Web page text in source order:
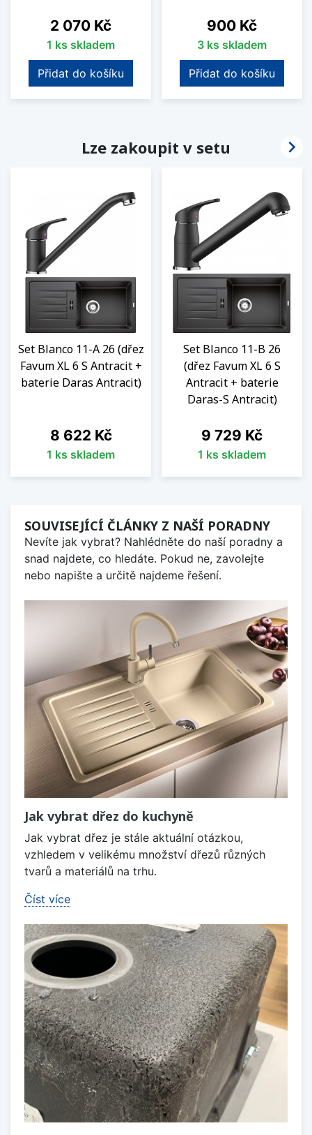
Cena
2 070 Kč
1 ks skladem
Přidat do košíku
Cena
900 Kč
3 ks skladem
Přidat do košíku
Lze zakoupit v setu
Set Blanco 11-A 26 (dřez
Favum XL 6 S Antracit +
baterie Daras Antracit)
Cena
8 622 Kč
1 ks skladem
Set Blanco 11-B 26
(dřez Favum XL 6 S
Antracit + baterie
Daras-S Antracit)
Cena
9 729 Kč
1 ks skladem

SOUVISEJÍCÍ ČLÁNKY Z NAŠÍ PORADNY
Nevíte jak vybrat? Nahlédněte do naší poradny a
snad najdete, co hledáte. Pokud ne, zavolejte
nebo napište a určitě najdeme řešení.
Jak vybrat dřez do kuchyně
Jak vybrat dřez je stále aktuální otázkou,
vzhledem v velikému množství dřezů různých
tvarů a materiálů na trhu.
Číst více